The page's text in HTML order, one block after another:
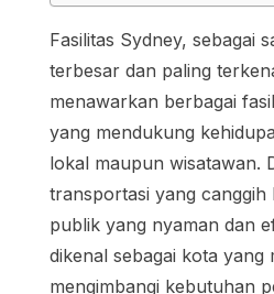
Fasilitas Sydney, sebagai
terbesar dan paling
menawarkan berbagai
yang mendukung
lokal maupun wisatawan.
transportasi yang canggih
publik yang nyaman dan
dikenal sebagai kota yang
mengimbangi kebutuhan